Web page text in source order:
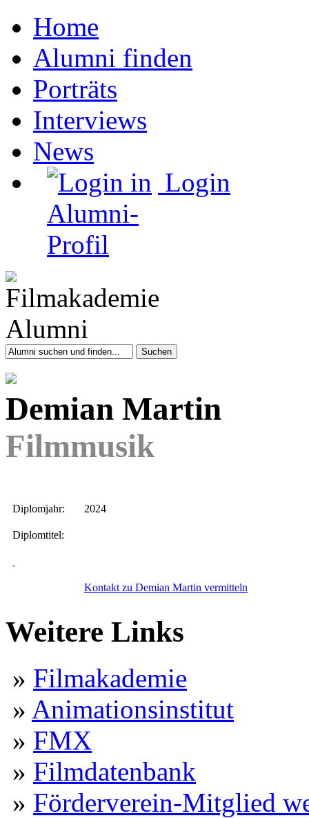
Home
Alumni finden
Porträts
Interviews
News
Login
Demian Martin
Filmmusik
Diplomjahr: 2024
Diplomtitel:
Kontakt zu Demian Martin vermitteln
Weitere Links
» Filmakademie
» Animationsinstitut
» FMX
» Filmdatenbank
» Förderverein-Mitglied